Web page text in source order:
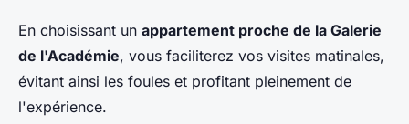
En choisissant un appartement proche de la Galerie
de l'Académie, vous faciliterez vos visites matinales,
évitant ainsi les foules et profitant pleinement de
l'expérience.